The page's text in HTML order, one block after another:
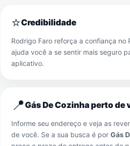
⭐Credibilidade
Rodrigo Faro reforça a confiança no
ajuda você a se sentir mais seguro
aplicativo.
📍Gás De Cozinha perto de
Informe seu endereço e veja as
de você. Se a sua busca é por Gás